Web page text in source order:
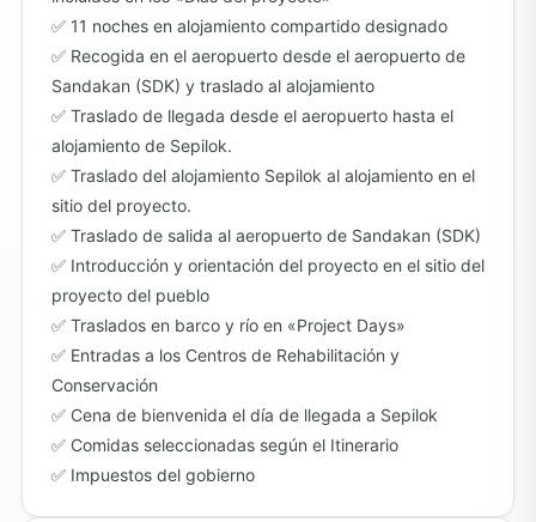
11 noches en alojamiento compartido designado
Recogida en el aeropuerto desde el aeropuerto de
Sandakan (SDK) y traslado al alojamiento
Traslado de llegada desde el aeropuerto hasta el
alojamiento de Sepilok.
Traslado del alojamiento Sepilok al alojamiento en el
sitio del proyecto.
Traslado de salida al aeropuerto de Sandakan (SDK)
Introducción y orientación del proyecto en el sitio del
proyecto del pueblo
Traslados en barco y río en «Project Days»
Entradas a los Centros de Rehabilitación y
Conservación
Cena de bienvenida el día de llegada a Sepilok
Comidas seleccionadas según el Itinerario
Impuestos del gobierno